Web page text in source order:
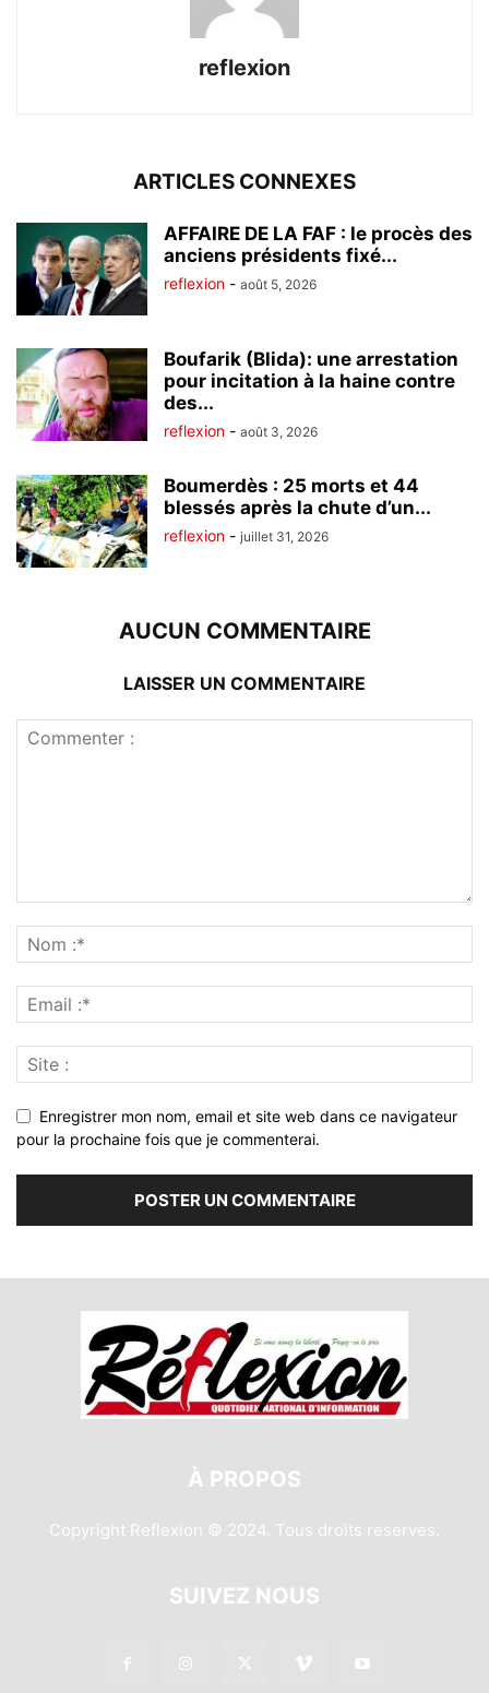
reflexion
ARTICLES CONNEXES
AFFAIRE DE LA FAF : le procès des
anciens présidents fixé...
reflexion - août 5, 2026
Boufarik (Blida): une arrestation
pour incitation à la haine contre
des...
reflexion - août 3, 2026
Boumerdès : 25 morts et 44
blessés après la chute d’un...
reflexion - juillet 31, 2026
AUCUN COMMENTAIRE
LAISSER UN COMMENTAIRE
Enregistrer mon nom, email et site web dans ce navigateur
pour la prochaine fois que je commenterai.
À PROPOS
Copyright Reflexion © 2024. Tous droits reserves.
SUIVEZ NOUS